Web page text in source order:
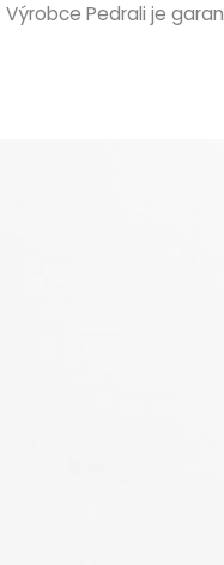
Pedrali je